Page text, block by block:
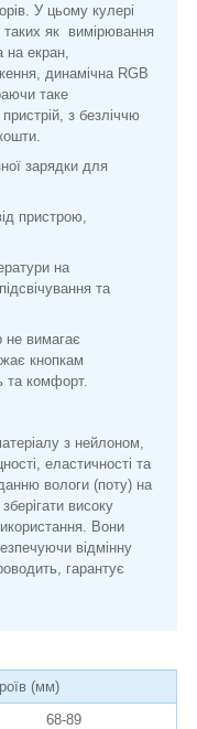
У цьому кулері
таких як вимірювання
екран,
динамічна RGB
таке
з безліччю
зарядки для
пристрою,
на
та
не вимагає
кнопкам
та комфорт.
з нейлоном,
еластичності та
вологи (поту) на
високу
Вони
відмінну
гарантує
(мм)
68-89